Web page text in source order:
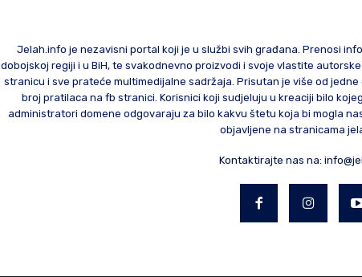
Jelah.info je nezavisni portal koji je u službi svih građana. Prenosi
dobojskoj regiji i u BiH, te svakodnevno proizvodi i svoje vlastite
stranicu i sve prateće multimedijalne sadržaja. Prisutan je više od
broj pratilaca na fb stranici. Korisnici koji sudjeluju u kreaciji bilo
administratori domene odgovaraju za bilo kakvu štetu koja bi mogla
objavljene na stranicama
Kontaktirajte nas na: